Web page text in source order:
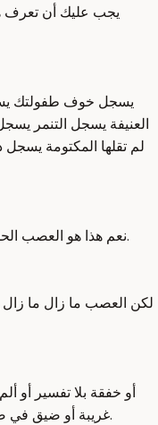
يجب عليك أن تعرف
يسجل خوف طفولتك
العنيفة يسجل التنمر
لم تقلها المكتومة
نعم هذا هو العصب الحساس الحائر قد تمر سنوات وأنت تبدو بخير.
لكن العصب ما زال ما زال
أو خفقة بلا تفسير
غريبة أو ضيق في صدرك بعد كلمة تأتي إليك تعنفك أو لا تعجبك.